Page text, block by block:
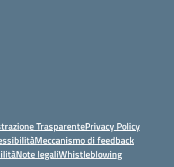
TrasparentePrivacy Policy
Meccanismo di feedback
Note legaliWhistleblowing